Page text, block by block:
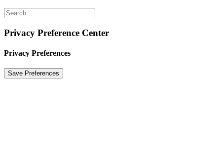
Privacy Preference Center
Privacy Preferences